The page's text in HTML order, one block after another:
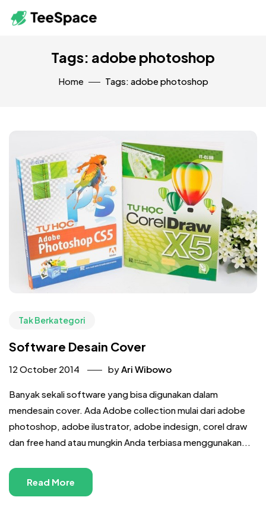
Tags: adobe photoshop
Home Tags: adobe photoshop
Tak Berkategori
Software Desain Cover
12 October 2014 by Ari Wibowo
Banyak sekali software yang bisa digunakan dalam
mendesain cover. Ada Adobe collection mulai dari adobe
photoshop, adobe ilustrator, adobe indesign, corel draw
dan free hand atau mungkin Anda terbiasa menggunakan...
Read More